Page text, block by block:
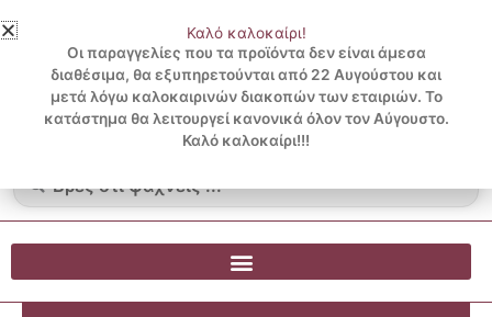
στο
περιεχόμενο
3 ΔΟΣΕΙΣ ΧΩΡΙΣ ΠΙΣΤΩΤΙΚΗ ΜΕ KLARNA
...
Λογαριασμός
Blog
0.00€
0
Cart
Καλό καλοκαίρι!
Οι παραγγελίες που τα προϊόντα δεν είναι άμεσα
διαθέσιμα, θα εξυπηρετούνται από 22 Αυγούστου και
μετά λόγω καλοκαιρινών διακοπών των εταιριών. Το
κατάστημα θα λειτουργεί κανονικά όλον τον Αύγουστο.
Καλό καλοκαίρι!!!